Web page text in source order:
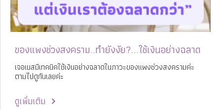
ของแพงช่วงสงคราม..ทำยังงัย?...ใช้เงินอย่างฉลาด
เจอเนสมีเทคนิคใช้เงินอย่างฉลาดในภาวะของแพงช่วงสงครามค่ะ
ตามไปดูกันเลยค่ะ
ดูเพิ่มเติม